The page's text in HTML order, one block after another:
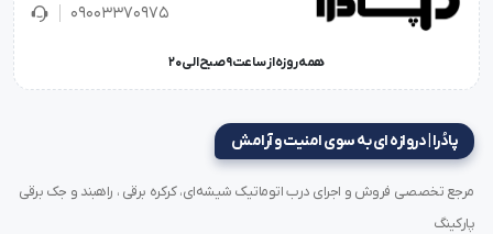
09003370975
همه روزه از ساعت 9 صبح الی 20
پادُرا | دروازه ای به سوی امنیت و آرامش
مرجع تخصصی فروش و اجرای درب اتوماتیک شیشه‌ای، کرکره برقی ، راهبند و جک برقی
پارکینگ